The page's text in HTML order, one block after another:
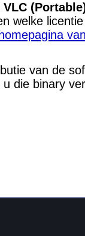
VLC
welke
van de
u die binary